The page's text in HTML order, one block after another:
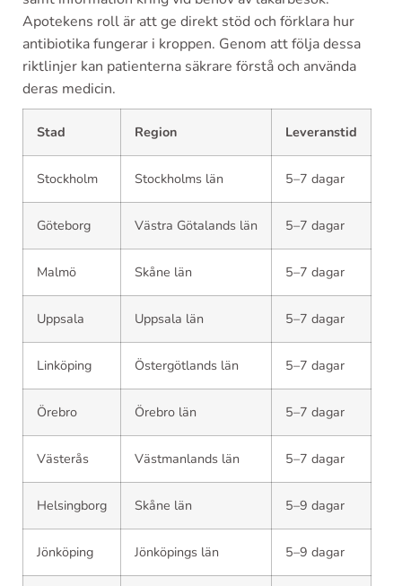
Apotekens roll är att ge direkt stöd och förklara hur
antibiotika fungerar i kroppen. Genom att följa dessa
riktlinjer kan patienterna säkrare förstå och använda
deras medicin.
Stad Region Leveranstid
Stockholm Stockholms län 5–7 dagar
Göteborg Västra Götalands län 5–7 dagar
Malmö Skåne län 5–7 dagar
Uppsala Uppsala län 5–7 dagar
Linköping Östergötlands län 5–7 dagar
Örebro Örebro län 5–7 dagar
Västerås Västmanlands län 5–7 dagar
Helsingborg Skåne län 5–9 dagar
Jönköping Jönköpings län 5–9 dagar